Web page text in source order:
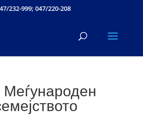
232-999; 047/220-208
Меѓународен